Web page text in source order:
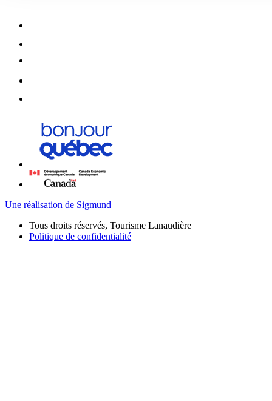
Une réalisation de Sigmund
Tous droits réservés, Tourisme Lanaudière
Politique de confidentialité